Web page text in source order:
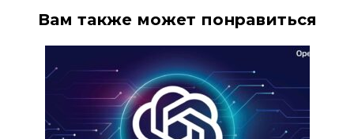
Вам также может понравиться